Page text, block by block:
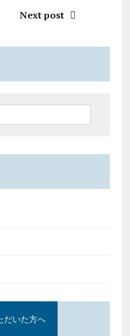
Next post
だいた方へ